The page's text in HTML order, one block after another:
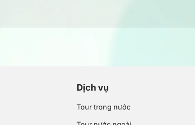
Dịch vụ
Tour trong nước